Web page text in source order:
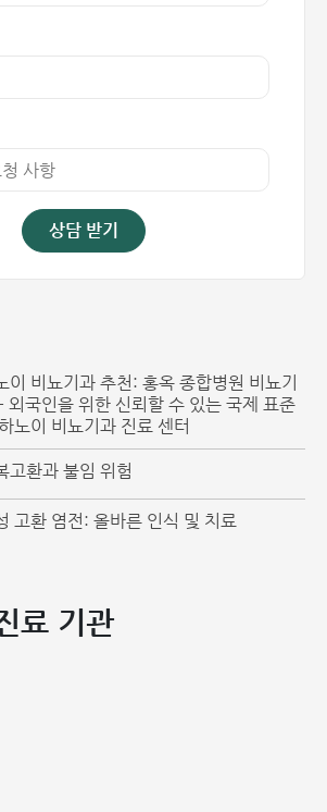
직경이 커서 장, 난소, 대망(omentum
복강 내 장기가 탈출할 수 있는 경우 이를
인해 정삭 낭종이 발생할 수 있습니다.
로 가장 명확하게 나타나며, 만져보면 팽
지 않아 조기에 발견되지 않을 수 있습니
채는 징후를 보인다면 이는 질병이 더 심
고 권고합니다. 따라서 부모는 아동의 음
, 부모님은 핫라인 0912.002.131로 연
를 남겨주십시오.
상담 받기
이 비뇨기과 추천: 홍옥 종합병원 비뇨기
외국인을 위한 신뢰할 수 있는 국제 표준
노이 비뇨기과 진료 센터
고환과 불임 위험
고환 염전: 올바른 인식 및 치료
료 기관